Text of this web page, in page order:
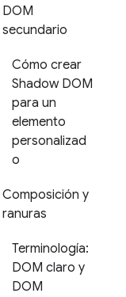
DOM
secundario
Cómo crear
Shadow DOM
para un
elemento
personalizad
o
Composición y
ranuras
Terminología:
DOM claro y
DOM